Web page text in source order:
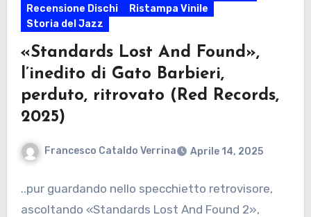
Recensione Dischi
Ristampa Vinile
Storia del Jazz
«Standards Lost And Found»,
l’inedito di Gato Barbieri,
perduto, ritrovato (Red Records,
2025)
Francesco Cataldo Verrina Aprile 14, 2025
..pur guardando nello specchietto retrovisore,
ascoltando «Standards Lost And Found 2»,